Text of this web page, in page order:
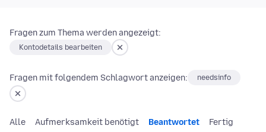
Fragen zum Thema werden angezeigt:
Kontodetails bearbeiten
Fragen mit folgendem Schlagwort anzeigen: needsinfo
Alle Aufmerksamkeit benötigt Beantwortet Fertig